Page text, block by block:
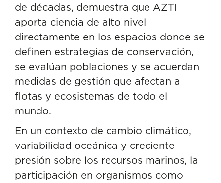
de décadas, demuestra que AZTI
aporta ciencia de alto nivel
directamente en los espacios donde se
definen estrategias de conservación,
se evalúan poblaciones y se acuerdan
medidas de gestión que afectan a
flotas y ecosistemas de todo el
mundo.
En un contexto de cambio climático,
variabilidad oceánica y creciente
presión sobre los recursos marinos, la
participación en organismos como